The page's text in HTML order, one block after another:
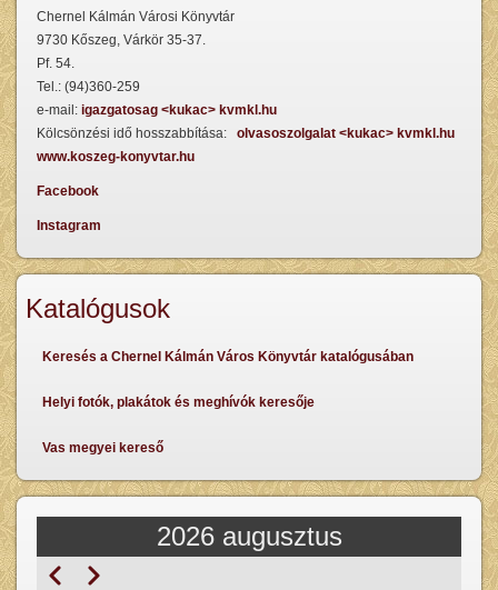
Chernel Kálmán Városi Könyvtár
9730 Kőszeg, Várkör 35-37.
Pf. 54.
Tel.: (94)360-259
e-mail: igazgatosag <kukac> kvmkl.hu
Kölcsönzési idő hosszabbítása: olvasoszolgalat <kukac> kvmkl.hu
www.koszeg-konyvtar.hu
Facebook
Instagram
Katalógusok
Keresés a Chernel Kálmán Város Könyvtár katalógusában
Helyi fotók, plakátok és meghívók keresője
Vas megyei kereső
2026 augusztus
Oldalszámozás
Előző Következő